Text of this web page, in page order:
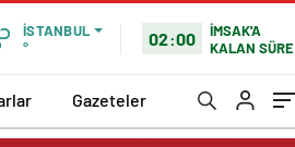
İSTANBUL
°
02:00
İMSAK'A
KALAN SÜRE
Gazeteler